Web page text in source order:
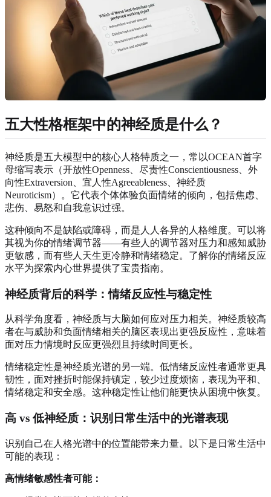
五大性格框架中的神经质是什么？
神经质是五大模型中的核心人格特质之一，常以OCEAN首字
母缩写表示（开放性Openness、尽责性Conscientiousness、外
向性Extraversion、宜人性Agreeableness、神经质
Neuroticism）。它代表个体体验负面情绪的倾向，包括焦虑、
悲伤、易怒和自我意识过强。
这种倾向不是缺陷或障碍，而是人人各异的人格维度。可以将
其视为你的情绪调节器——有些人的调节器对压力和感知威胁
更敏感，而有些人天生更冷静和情绪稳定。了解你的情绪反应
水平为探索内心世界提供了宝贵指南。
神经质背后的科学：情绪反应性与稳定性
从科学角度看，神经质与大脑如何应对压力相关。神经质较高
者在与威胁和负面情绪相关的脑区表现出更强反应性，意味着
面对压力情境时反应更强烈且持续时间更长。
情绪稳定性是神经质光谱的另一端。低情绪反应性者通常更具
韧性，面对挫折时能保持镇定，较少过度烦恼，表现为平和、
情绪稳定和安全感。这种稳定性让他们能更快从困境中恢复。
高 vs 低神经质：识别日常生活中的光谱表现
识别自己在人格光谱中的位置能带来力量。以下是日常生活中
可能的表现：
高情绪敏感性者可能：